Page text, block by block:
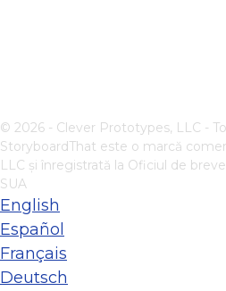
© 2026 - Clever Prototypes, LLC -
StoryboardThat este o marcă
LLC și înregistrată la Oficiul de
SUA
English
Español
Français
Deutsch